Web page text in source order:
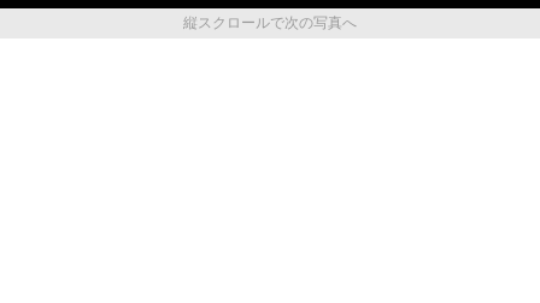
縦スクロールで次の写真へ